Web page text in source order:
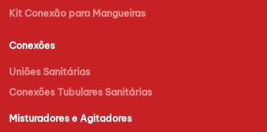
Kit Conexão para Mangueiras
Conexões
Uniões Sanitárias
Conexões Tubulares Sanitárias
Misturadores e Agitadores